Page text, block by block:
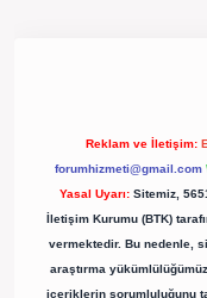
Reklam ve İletişim:
forumhizmeti@gmail.com
Yasal Uyarı: Sitemiz,
İletişim Kurumu (BTK)
vermektedir. Bu nedenle,
araştırma
içeriklerin sorumluluğunu